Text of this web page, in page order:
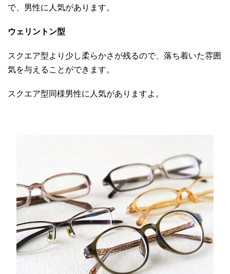
で、男性に人気があります。
ウェリントン型
スクエア型より少し柔らかさが残るので、落ち着いた雰囲
気を与えることができます。
スクエア型同様男性に人気がありますよ。